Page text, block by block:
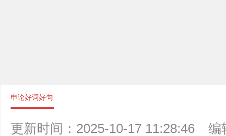
申论好词好句
更新时间：2025-10-17 11:28:46 编